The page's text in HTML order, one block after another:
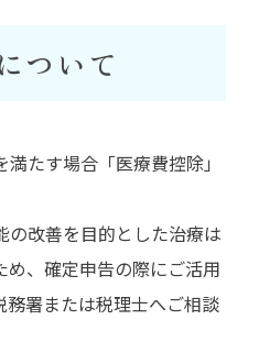
ついて
たす場合「医療費控除」
の改善を目的とした治療は
、確定申告の際にご活用
務署または税理士へご相談